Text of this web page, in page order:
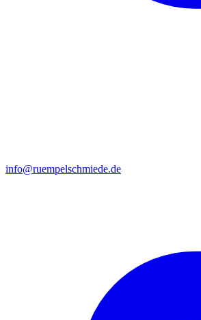
info@ruempelschmiede.de